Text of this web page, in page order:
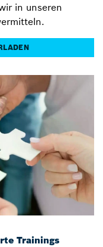
in unseren
Trainings